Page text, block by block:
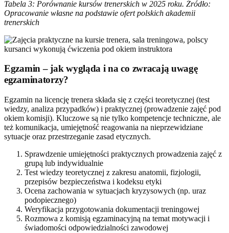
Tabela 3: Porównanie kursów trenerskich w 2025 roku. Źródło:
Opracowanie własne na podstawie ofert polskich akademii
trenerskich
Egzamin – jak wygląda i na co zwracają uwagę
egzaminatorzy?
Egzamin na licencję trenera składa się z części teoretycznej (test
wiedzy, analiza przypadków) i praktycznej (prowadzenie zajęć pod
okiem komisji). Kluczowe są nie tylko kompetencje techniczne, ale
też komunikacja, umiejętność reagowania na nieprzewidziane
sytuacje oraz przestrzeganie zasad etycznych.
Sprawdzenie umiejętności praktycznych prowadzenia zajęć z
grupą lub indywidualnie
Test wiedzy teoretycznej z zakresu anatomii, fizjologii,
przepisów bezpieczeństwa i kodeksu etyki
Ocena zachowania w sytuacjach kryzysowych (np. uraz
podopiecznego)
Weryfikacja przygotowania dokumentacji treningowej
Rozmowa z komisją egzaminacyjną na temat motywacji i
świadomości odpowiedzialności zawodowej